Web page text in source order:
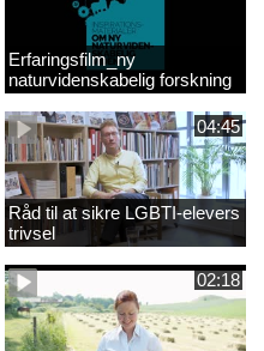
Erfaringsfilm_ny
naturvidenskabelig forskning
04:45
Råd til at sikre LGBTI-elevers
trivsel
02:18